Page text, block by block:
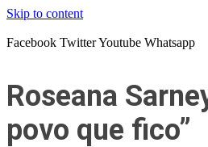
Skip to content
Facebook TwitterYoutube Whatsapp
Roseana
povo que fico”